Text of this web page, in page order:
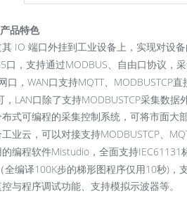
品特色
IO 端口外挂到工业设备上，实现对设
口，支持通过MODBUS、自由口协议，采
口，WAN口支持MQTT、MODBUSTCP
，LAN口除了支持MODBUSTCP采集数
式可编程的采集控制系统，可将市面大
业云，可以对接支持MODBUSTCP、
编程软件Mistudio，全面支持
全编译100K步的梯形图程序仅用10秒)，
与程序调试功能、支持模拟示波器等。